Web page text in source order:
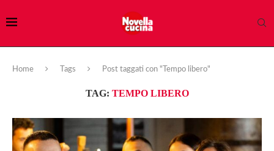
Home Tags Post taggati con "Tempo libero"
TAG: TEMPO LIBERO